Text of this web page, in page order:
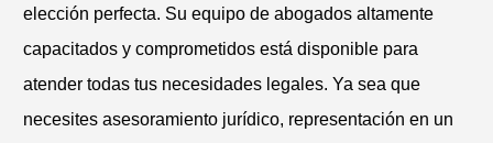
elección perfecta. Su equipo de abogados altamente
capacitados y comprometidos está disponible para
atender todas tus necesidades legales. Ya sea que
necesites asesoramiento jurídico, representación en un